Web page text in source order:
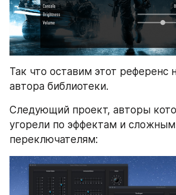
Так что оставим этот референс
автора библиотеки.
Следующий проект, авторы
угорели по эффектам и сложным
переключателям: